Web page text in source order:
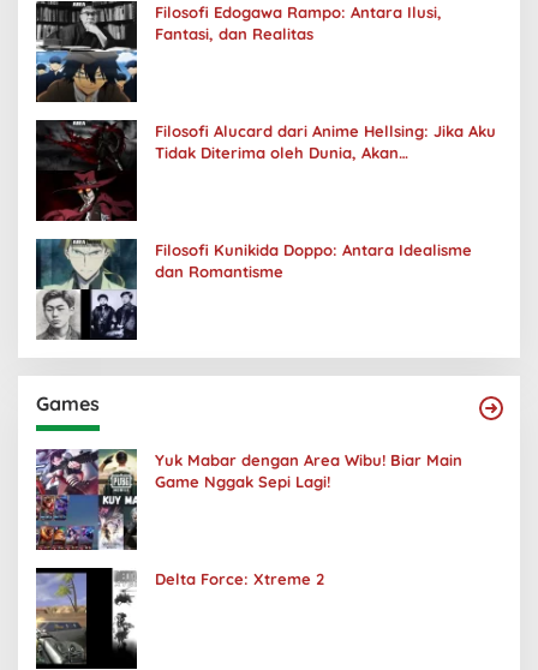
Filosofi Edogawa Rampo: Antara Ilusi,
Fantasi, dan Realitas
Filosofi Alucard dari Anime Hellsing: Jika Aku
Tidak Diterima oleh Dunia, Akan
Filosofi Kunikida Doppo: Antara Idealisme
dan Romantisme
Games
Yuk Mabar dengan Area Wibu! Biar Main
Game Nggak Sepi Lagi!
Delta Force: Xtreme 2